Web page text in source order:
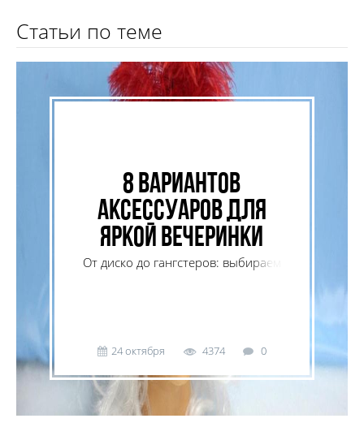
Статьи по теме
8 вариантов
аксессуаров для
яркой вечеринки
От диско до гангстеров: выбираем
аксессуары на праздник.
24 октября 4374 0